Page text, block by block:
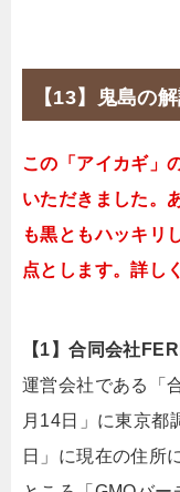
【13】鬼島の
この「アイカギ」
いただきました。
も黒ともハッキリ
点とします。詳し
【1】合同会社
運営会社である「
月14日」に東京都
日」に現在の住所